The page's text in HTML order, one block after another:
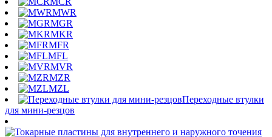
MWR
MGR
MKR
MFR
MFL
MVR
MZR
MZL
Переходные втулки
для мини-резцов